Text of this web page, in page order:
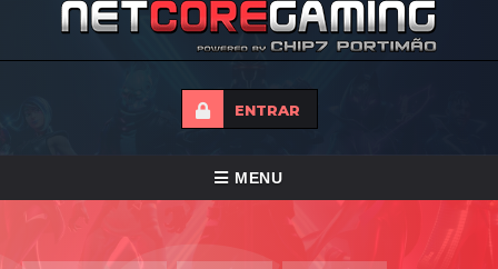
ENTRAR
ALTERNAR
NAVEGAÇÃO
MENU